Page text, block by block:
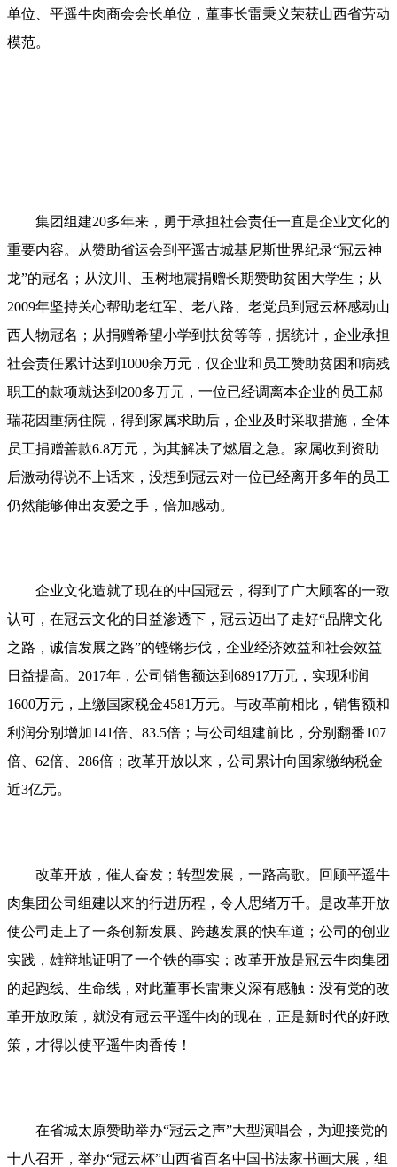
单位、平遥牛肉商会会长单位，董事长雷秉义荣获山西省劳动
模范。
集团组建20多年来，勇于承担社会责任一直是企业文化的
重要内容。从赞助省运会到平遥古城基尼斯世界纪录“冠云神
龙”的冠名；从汶川、玉树地震捐赠长期赞助贫困大学生；从
2009年坚持关心帮助老红军、老八路、老党员到冠云杯感动山
西人物冠名；从捐赠希望小学到扶贫等等，据统计，企业承担
社会责任累计达到1000余万元，仅企业和员工赞助贫困和病残
职工的款项就达到200多万元，一位已经调离本企业的员工郝
瑞花因重病住院，得到家属求助后，企业及时采取措施，全体
员工捐赠善款6.8万元，为其解决了燃眉之急。家属收到资助
后激动得说不上话来，没想到冠云对一位已经离开多年的员工
仍然能够伸出友爱之手，倍加感动。
企业文化造就了现在的中国冠云，得到了广大顾客的一致
认可，在冠云文化的日益渗透下，冠云迈出了走好“品牌文化
之路，诚信发展之路”的铿锵步伐，企业经济效益和社会效益
日益提高。2017年，公司销售额达到68917万元，实现利润
1600万元，上缴国家税金4581万元。与改革前相比，销售额和
利润分别增加141倍、83.5倍；与公司组建前比，分别翻番107
倍、62倍、286倍；改革开放以来，公司累计向国家缴纳税金
近3亿元。
改革开放，催人奋发；转型发展，一路高歌。回顾平遥牛
肉集团公司组建以来的行进历程，令人思绪万千。是改革开放
使公司走上了一条创新发展、跨越发展的快车道；公司的创业
实践，雄辩地证明了一个铁的事实；改革开放是冠云牛肉集团
的起跑线、生命线，对此董事长雷秉义深有感触：没有党的改
革开放政策，就没有冠云平遥牛肉的现在，正是新时代的好政
策，才得以使平遥牛肉香传！
在省城太原赞助举办“冠云之声”大型演唱会，为迎接党的
十八召开，举办“冠云杯”山西省百名中国书法家书画大展，组